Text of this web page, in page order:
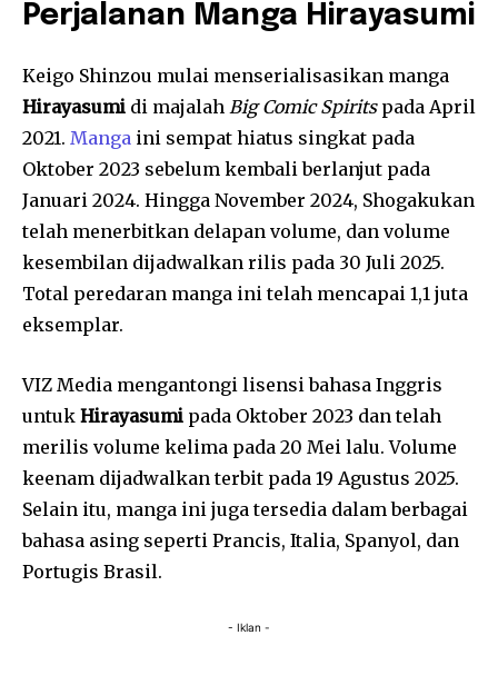
Perjalanan Manga Hirayasumi
Keigo Shinzou mulai menserialisasikan manga
Hirayasumi di majalah Big Comic Spiritspada April
2021. Manga ini sempat hiatus singkat pada
Oktober 2023 sebelum kembali berlanjut pada
Januari 2024. Hingga November 2024, Shogakukan
telah menerbitkan delapan volume, dan volume
kesembilan dijadwalkan rilis pada 30 Juli 2025.
Total peredaran manga ini telah mencapai 1,1 juta
eksemplar.
VIZ Media mengantongi lisensi bahasa Inggris
untuk Hirayasumi pada Oktober 2023 dan telah
merilis volume kelima pada 20 Mei lalu. Volume
keenam dijadwalkan terbit pada 19 Agustus 2025.
Selain itu, manga ini juga tersedia dalam berbagai
bahasa asing seperti Prancis, Italia, Spanyol, dan
Portugis Brasil.
- Iklan -